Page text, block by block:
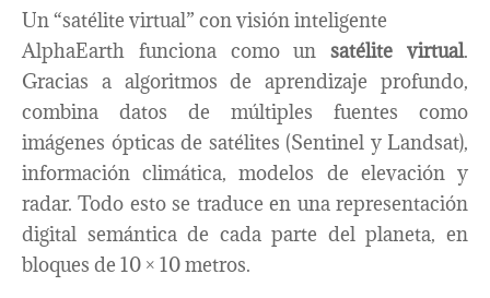
Un “satélite virtual” con visión inteligente
AlphaEarth funciona como unsatélite virtual.
Gracias a algoritmos de aprendizaje profundo,
combina datos de múltiples fuentes como
imágenes ópticas de satélites (Sentinel y Landsat),
información climática, modelos de elevación y
radar. Todo esto se traduce en una representación
digital semántica de cada parte del planeta, en
bloques de 10 × 10 metros.